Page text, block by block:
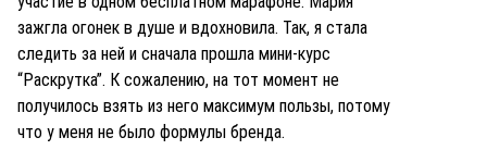
зажгла огонек в душе и вдохновила. Так, я стала
следить за ней и сначала прошла мини-курс
“Раскрутка”. К сожалению, на тот момент не
получилось взять из него максимум пользы, потому
что у меня не было формулы бренда.